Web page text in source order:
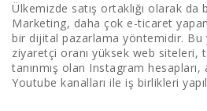
Ülkemizde satış ortaklığı olarak da
Marketing, daha çok e-ticaret
bir dijital pazarlama yöntemidir. Bu
ziyaretçi oranı yüksek web siteleri,
tanınmış olan Instagram hesapları,
Youtube kanalları ile iş birlikleri